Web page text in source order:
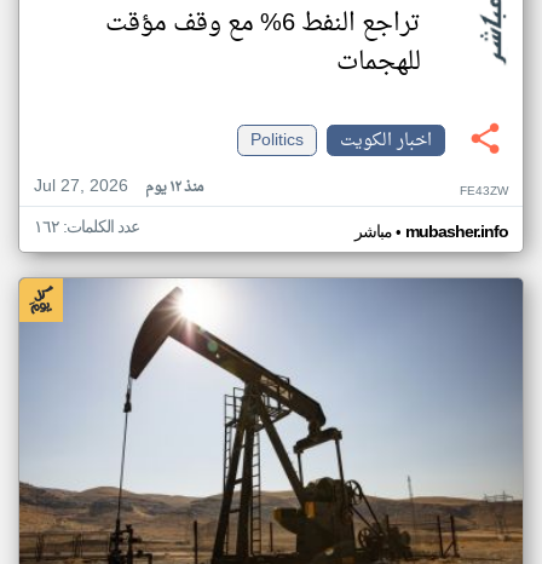
تراجع النفط 6% مع وقف مؤقت
للهجمات
اخبار الكويت
Politics
Jul 27, 2026
منذ ١٢ يوم FE43ZW
مباشر• mubasher.info عدد الكلمات: ١٦٢